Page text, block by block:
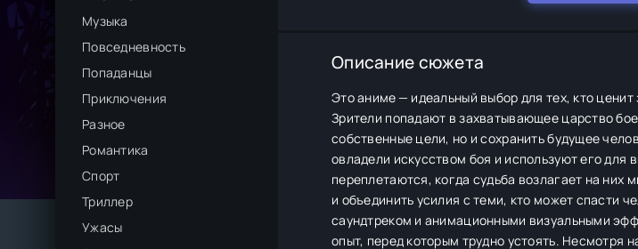
Музыка
Повседневность
Попаданцы
Приключения
Разное
Романтика
Спорт
Триллер
Ужасы
Описание сюжета
Это аниме — идеальный выбор для тех, кто
Зрители попадают в захватывающее царство
собственные цели, но и сохранить будущее
овладели искусством боя и используют его
переплетаются, когда судьба возлагает на
и объединить усилия с теми, кто может спасти
саундтреком и анимационными визуальными
опыт, перед которым трудно устоять. Несмотря